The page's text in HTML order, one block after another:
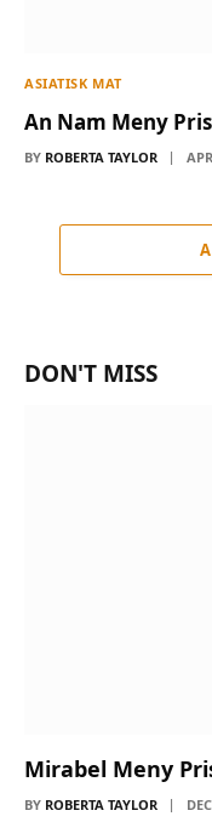
ASIATISK MAT
An Nam Meny
BY ROBERTA TAYLOR
DON'T MISS
Mirabel Meny
BY ROBERTA TAYLOR